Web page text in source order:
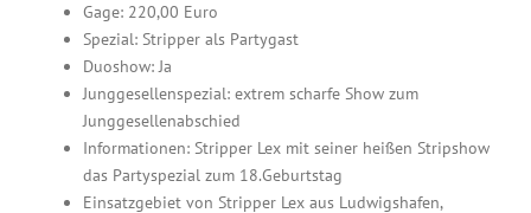
Gage: 220,00 Euro
Spezial: Stripper als Partygast
Duoshow: Ja
Junggesellenspezial: extrem scharfe Show zum
Junggesellenabschied
Informationen: Stripper Lex mit seiner heißen Stripshow
das Partyspezial zum 18.Geburtstag
Einsatzgebiet von Stripper Lex aus Ludwigshafen,